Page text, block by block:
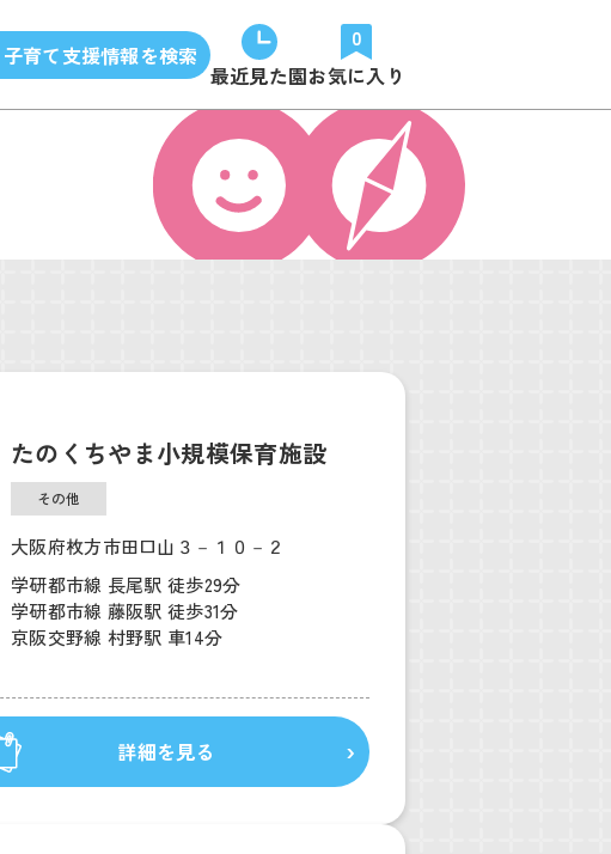
育て支援情報を検索
最近見た園
0
お気に入り
たのくちやま小規模保育施設
その他
大阪府枚方市田口山３－１０－２
学研都市線 長尾駅 徒歩29分
学研都市線 藤阪駅 徒歩31分
京阪交野線 村野駅 車14分
詳細を見る